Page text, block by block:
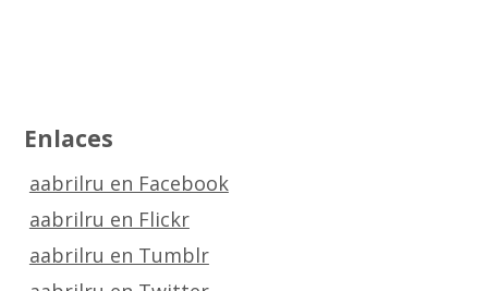
Enlaces
aabrilru en Facebook
aabrilru en Flickr
aabrilru en Tumblr